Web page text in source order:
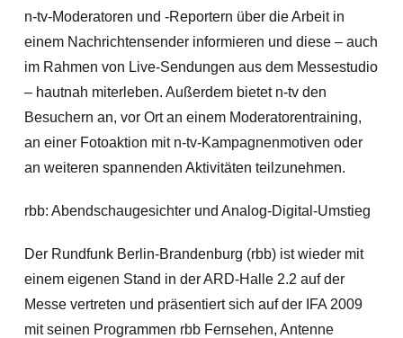
n-tv-Moderatoren und -Reportern über die Arbeit in
einem Nachrichtensender informieren und diese – auch
im Rahmen von Live-Sendungen aus dem Messestudio
– hautnah miterleben. Außerdem bietet n-tv den
Besuchern an, vor Ort an einem Moderatorentraining,
an einer Fotoaktion mit n-tv-Kampagnenmotiven oder
an weiteren spannenden Aktivitäten teilzunehmen.
rbb: Abendschaugesichter und Analog-Digital-Umstieg
Der Rundfunk Berlin-Brandenburg (rbb) ist wieder mit
einem eigenen Stand in der ARD-Halle 2.2 auf der
Messe vertreten und präsentiert sich auf der IFA 2009
mit seinen Programmen rbb Fernsehen, Antenne